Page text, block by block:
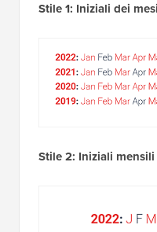
Stile 1: Iniziali dei
Stile 2: Iniziali